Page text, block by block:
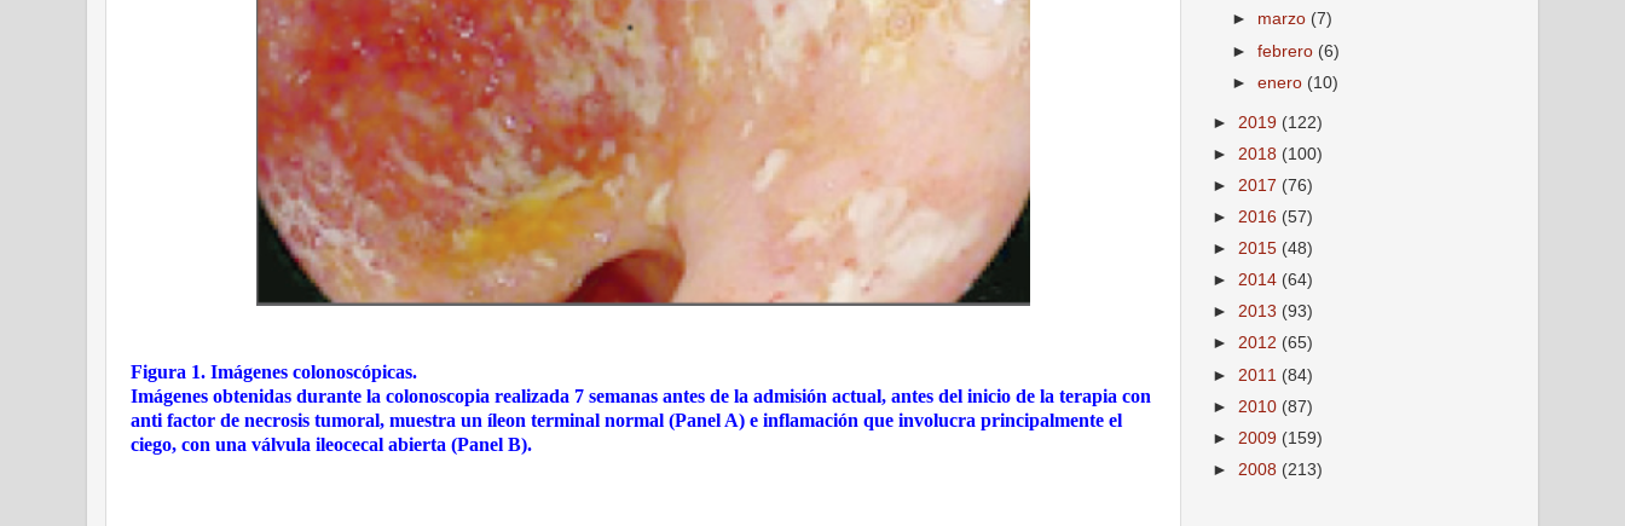
Figura 1. Imágenes colonoscópicas.
Imágenes obtenidas durante la colonoscopia realizada 7 semanas antes de la admisión actual, antes del inicio de la terapia con
anti factor de necrosis tumoral, muestra un íleon terminal normal (Panel A) e inflamación que involucra principalmente el
ciego, con una válvula ileocecal abierta (Panel B).
► marzo (7)
►febrero (6)
►enero (10)
► 2019 (122)
► 2018 (100)
► 2017 (76)
► 2016 (57)
► 2015 (48)
► 2014 (64)
► 2013 (93)
► 2012 (65)
► 2011 (84)
► 2010 (87)
► 2009 (159)
► 2008 (213)